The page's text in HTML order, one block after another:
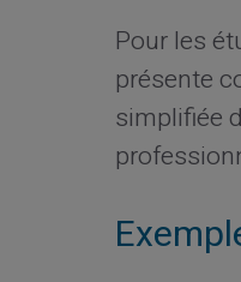
Pour les
présente
simplifiée